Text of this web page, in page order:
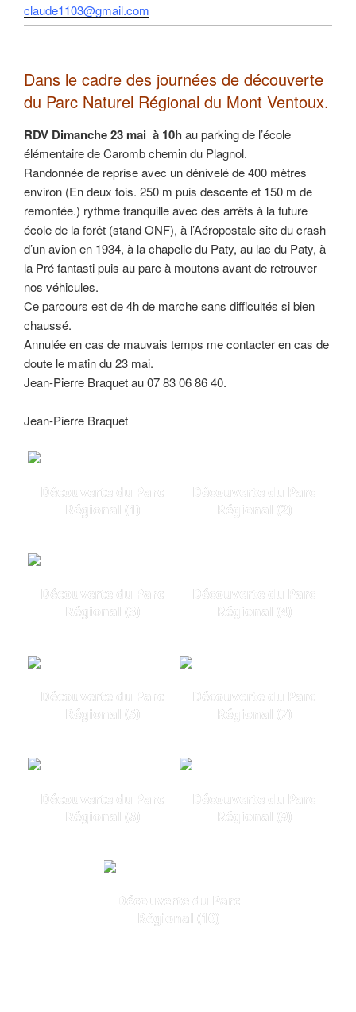
claude1103@gmail.com
Dans le cadre des journées de découverte
du Parc Naturel Régional du Mont Ventoux.
RDV Dimanche 23 mai à 10h au parking de l’école
élémentaire de Caromb chemin du Plagnol.
Randonnée de reprise avec un dénivelé de 400 mètres
environ (En deux fois. 250 m puis descente et 150 m de
remontée.) rythme tranquille avec des arrêts à la future
école de la forêt (stand ONF), à l’Aéropostale site du crash
d’un avion en 1934, à la chapelle du Paty, au lac du Paty, à
la Pré fantasti puis au parc à moutons avant de retrouver
nos véhicules.
Ce parcours est de 4h de marche sans difficultés si bien
chaussé.
Annulée en cas de mauvais temps me contacter en cas de
doute le matin du 23 mai.
Jean-Pierre Braquet au 07 83 06 86 40.
Jean-Pierre Braquet
Découverte du Parc
Régional (1)
Découverte du Parc
Régional (2)
Découverte du Parc
Régional (3)
Découverte du Parc
Régional (4)
Découverte du Parc
Régional (5)
Découverte du Parc
Régional (7)
Découverte du Parc
Régional (8)
Découverte du Parc
Régional (9)
Découverte du Parc
Régional (10)